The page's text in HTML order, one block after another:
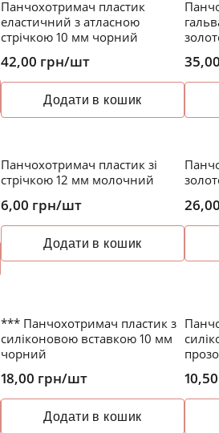
Панчохотримач пластик
еластичний з атласною
стрічкою 10 мм чорний
42,00 грн/шт
Додати в кошик
35,00
Панчохотримач пластик зі
стрічкою 12 мм молочний
6,00 грн/шт
Додати в кошик
26,00
*** Панчохотримач пластик з
силіконовою вставкою 10 мм
чорний
18,00 грн/шт
Додати в кошик
10,50